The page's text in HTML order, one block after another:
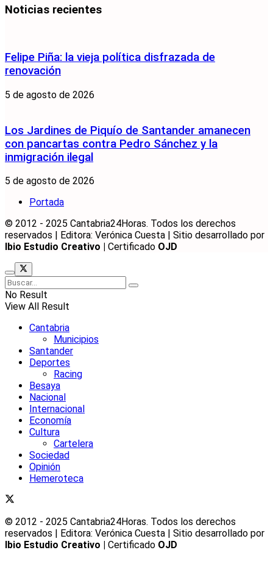
Noticias recientes
Felipe Piña: la vieja política disfrazada de
renovación
5 de agosto de 2026
Los Jardines de Piquío de Santander amanecen
con pancartas contra Pedro Sánchez y la
inmigración ilegal
5 de agosto de 2026
Portada
© 2012 - 2025 Cantabria24Horas. Todos los derechos
reservados | Editora: Verónica Cuesta | Sitio desarrollado por
Ibio Estudio Creativo |
Certificado OJD
No Result
View All Result
Cantabria
Municipios
Santander
Deportes
Racing
Besaya
Nacional
Internacional
Economía
Cultura
Cartelera
Sociedad
Opinión
Hemeroteca
© 2012 - 2025 Cantabria24Horas. Todos los derechos
reservados | Editora: Verónica Cuesta | Sitio desarrollado por
Ibio Estudio Creativo | Certificado OJD